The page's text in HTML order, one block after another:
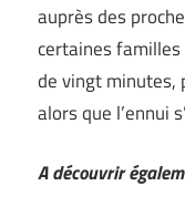
auprès des
certaines
de vingt minutes,
alors que l’ennui
A découvrir